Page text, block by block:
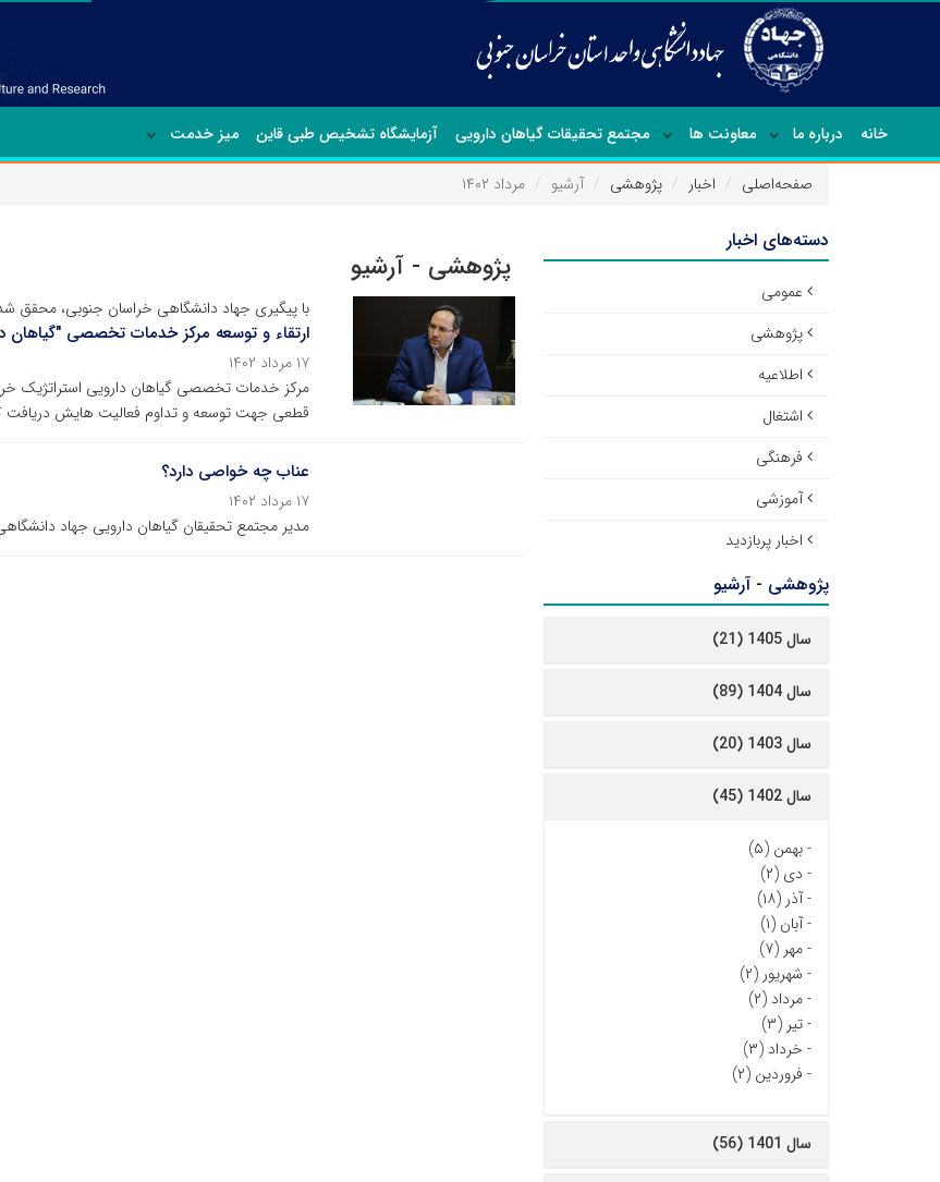
خانه درباره ما معاونت ها مجتمع تحقیقات گیاهان دارویی آزمایشگاه تشخیص طبی قاین میز خدمت
صفحه‌اصلی اخبار پژوهشی آرشیو مرداد ۱۴۰۲
پژوهشی - آرشیو
با پیگیری جهاد دانشگاهی خراسان جنوبی، محقق
ارتقاء و توسعه مرکز خدمات تخصصی "گیاهان
۱۷ مرداد ۱۴۰۲
مرکز خدمات تخصصی گیاهان دارویی استراتژیک
قطعی جهت توسعه و تداوم فعالیت هایش دریافت
عناب چه خواصی دارد؟
۱۷ مرداد ۱۴۰۲
مدیر مجتمع تحقیقان گیاهان دارویی جهاد
دسته‌های اخبار
عمومی
پژوهشی
اطلاعیه
اشتغال
فرهنگی
آموزشی
اخبار پربازدید
پژوهشی - آرشیو
سال 1405 (21)
سال 1404 (89)
سال 1403 (20)
سال 1402 (45)
-بهمن (۵)
- دی (۲)
-آذر (۱۸)
-آبان (۱)
-مهر (۷)
- شهریور (۲)
-مرداد (۲)
-تیر (۳)
- خرداد (۳)
- فروردین (۲)
سال 1401 (56)